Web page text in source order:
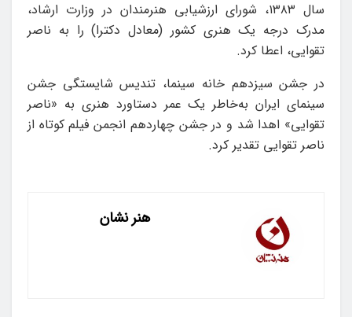
سال ۱۳۸۳، شورای ارزشیابی هنرمندان در وزارت ارشاد،
مدرک درجه یک هنری کشور (معادل دکترا) را به ناصر
تقوایی، اعطا کرد.
در جشن سیزدهم خانه سینما، تندیس‌ شایستگی جشن‌
سینمای ایران به‌خاطر یک عمر دستاورد هنری به «ناصر
تقوایی» اهدا شد و در جشن چهاردهم انجمن فیلم کوتاه از
ناصر تقوایی تقدیر کرد.
هنر نشان